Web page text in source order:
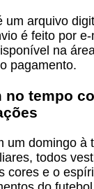
um arquivo
é feito por
na
pagamento.
no tempo
um domingo à
todos
cores e o